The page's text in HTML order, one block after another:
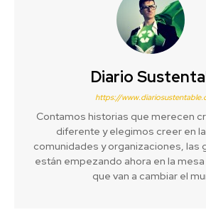
Diario
https://
Contamos historias que merecen
diferente y elegimos creer en
comunidades y organizaciones, las
están empezando ahora en la
que van a cambiar el